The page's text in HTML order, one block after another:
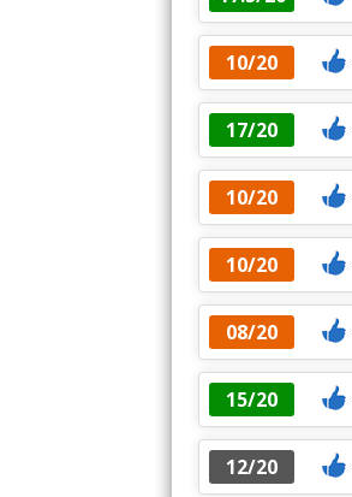
10/20
17/20
10/20
10/20
08/20
15/20
12/20